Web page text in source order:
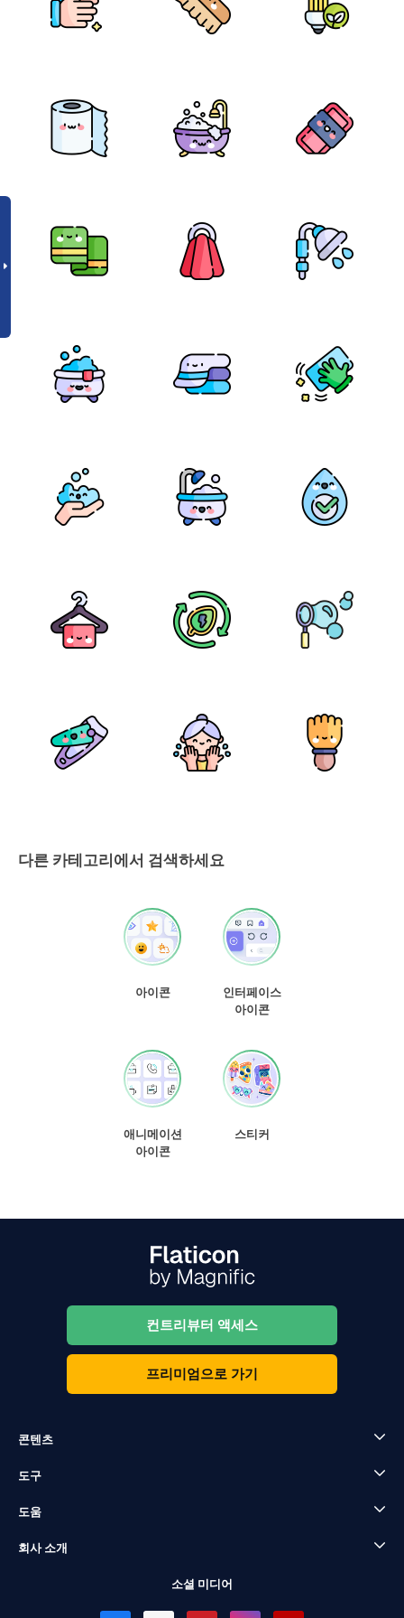
다른 카테고리에서 검색하세요
아이콘
인터페이스
아이콘
애니메이션
아이콘
스티커
컨트리뷰터 액세스
프리미엄으로 가기
콘텐츠
도구
도움
회사 소개
소셜 미디어